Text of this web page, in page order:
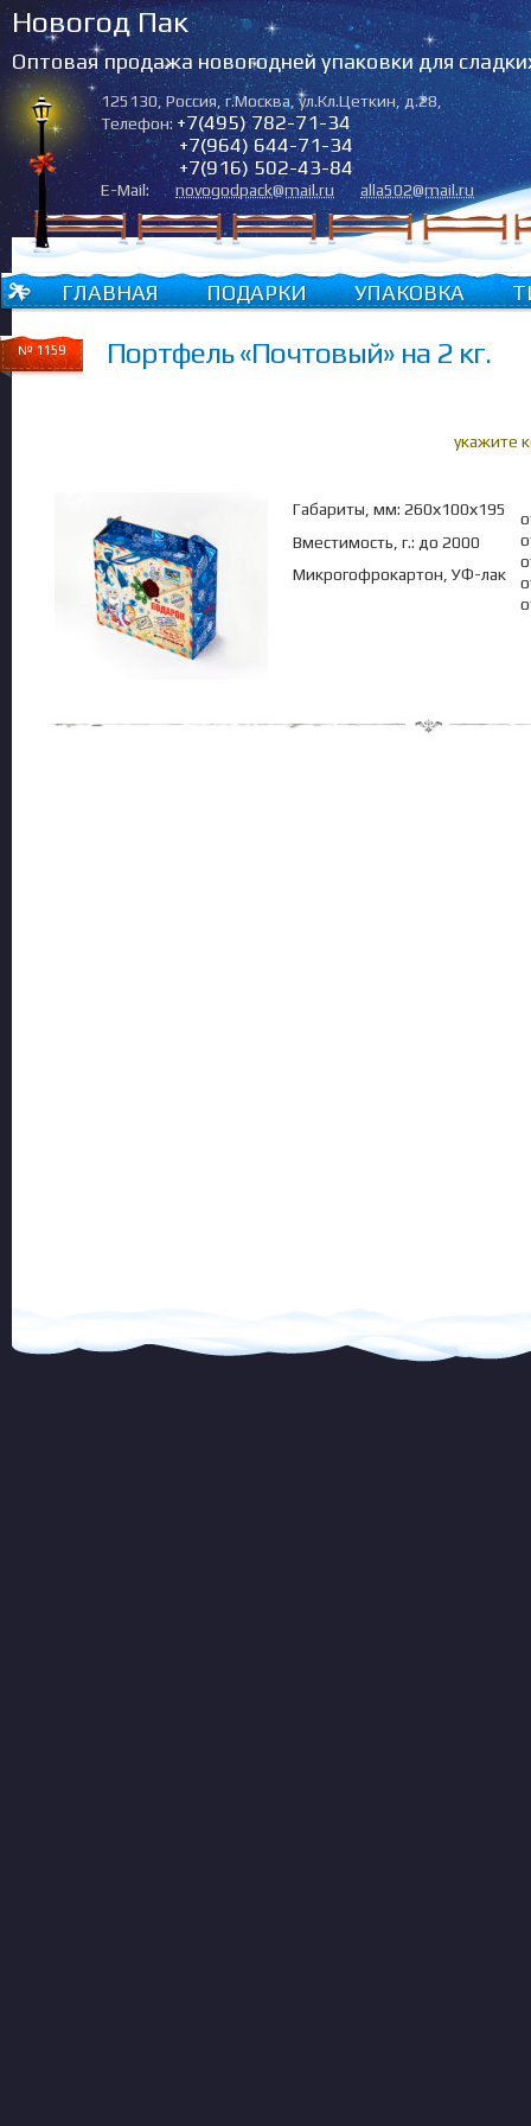
Новогод Пак
Оптовая продажа новогодней упаковки для
125130,Россия,г.Москва,ул.Кл.Цеткин, д.28
Телефон: +7(495) 782-71-34
+7(964) 644-71-34
+7(916) 502-43-84
E-Mail: novogodpack@mail.ru alla502@mail.ru
ГЛАВНАЯ ПОДАРКИ УПАКОВКА
№ 1159 Портфель «Почтовый» на 2 кг.
укажите
Габариты, мм: 260х100х195
Вместимость, г.: до 2000
Микрогофрокартон, УФ-лак